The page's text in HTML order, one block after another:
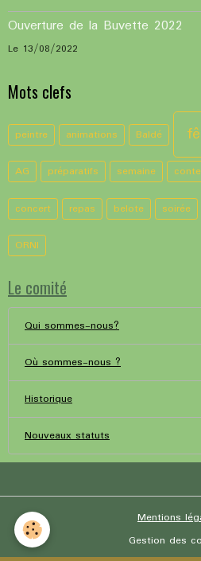
Ouverture de la Buvette 2022
Le 13/08/2022
Mots clefs
peintre animations Baldé
AG préparatifs semaine
concert repas belote soirée
ORNI
Le comité
Qui sommes-nous?
Où sommes-nous ?
Historique
Nouveaux statuts
Mentions
Gestion des